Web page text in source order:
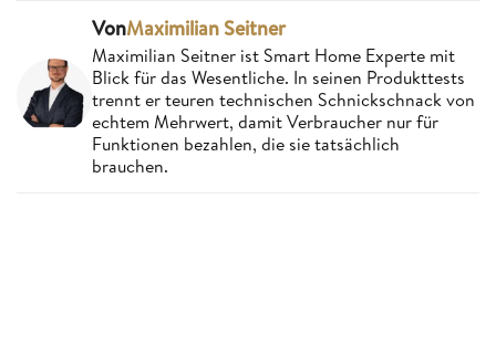
VonMaximilian Seitner
Maximilian Seitner ist Smart Home Experte mit
Blick für das Wesentliche. In seinen Produkttests
trennt er teuren technischen Schnickschnack von
echtem Mehrwert, damit Verbraucher nur für
Funktionen bezahlen, die sie tatsächlich
brauchen.